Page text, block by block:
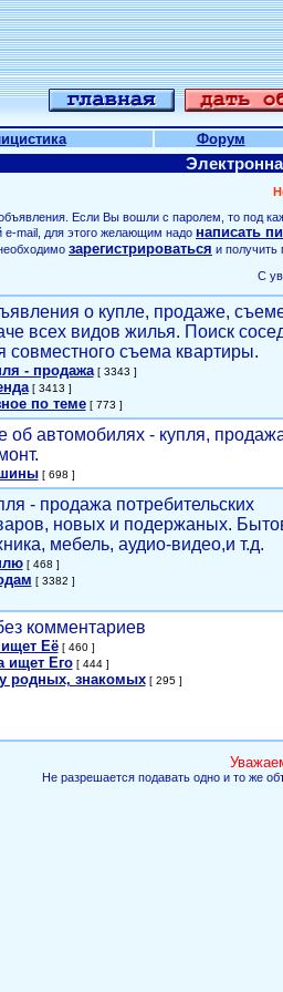
Форум
Если Вы вошли с паролем, то под
е-mail, для этого желающим надо написать
зарегистрироваться и получить
С
о купле, продаже,
всех видов жилья. Поиск
совместного съема квартиры.
- продажа[ 3343 ]
[ 3413 ]
по теме[ 773 ]
об автомобилях - купля,
[ 698 ]
- продажа потребительских
новых и подержаных.
мебель, аудио-видео,и т.д.
[ 468 ]
[ 3382 ]
комментариев
Её[ 460 ]
ищет Его[ 444 ]
родных, знакомых[ 295 ]
Не разрешается подавать одно и то же